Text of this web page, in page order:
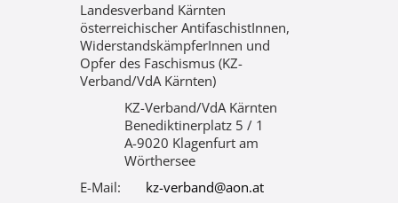
Landesverband Kärnten
österreichischer AntifaschistInnen,
WiderstandskämpferInnen und
Opfer des Faschismus (KZ-
Verband/VdA Kärnten)
KZ-Verband/VdA Kärnten
Benediktinerplatz 5 / 1
A-9020 Klagenfurt am
Wörthersee
E-Mail: kz-verband@aon.at